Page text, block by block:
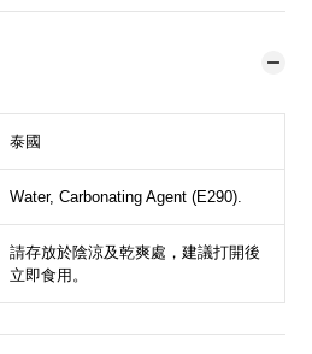
泰國
Water, Carbonating Agent (E290).
請存放於陰涼及乾爽處，建議打開後
立即食用。